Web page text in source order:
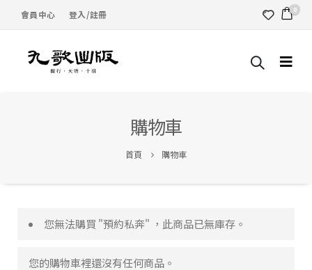
會員中心 登入/註冊 0
購物車
首頁 購物車
您無法購買 "預約私奔" ，此商品已無庫存。
您的購物車裡還沒有任何商品。